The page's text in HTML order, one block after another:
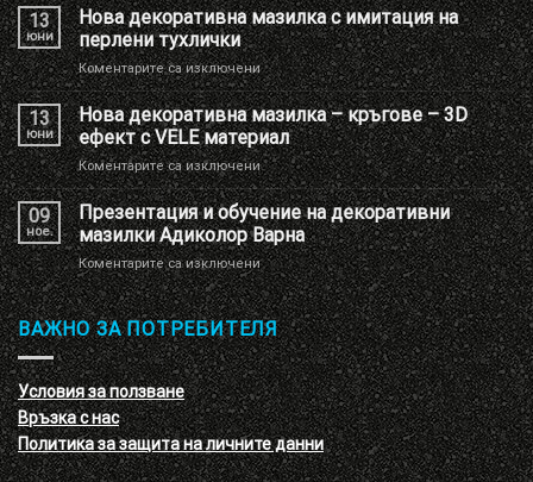
брандиране
на
Шоу
РУМ
Адиколор
13
юни
Нова декоративна мазилка с имитация на
перлени тухлички
Коментарите са изключениза
Нова
декоративна
мазилка
с
имитация
на
перлени
тухлички
13
юни
Нова декоративна мазилка – кръгове – 3D
ефект с VELE материал
Коментарите са изключениза
Нова
декоративна
мазилка
–
кръгове
–
3D
ефект
с
VELE
материал
09
ное.
Презентация и обучение на декоративни
мазилки Адиколор Варна
Коментарите са изключениза
Презентация
и
обучение
на
декоративни
мазилки
Адиколор
Варна
ВАЖНО ЗА ПОТРЕБИТЕЛЯ
Условия за ползване
Връзка с нас
Политика за защита на личните данни